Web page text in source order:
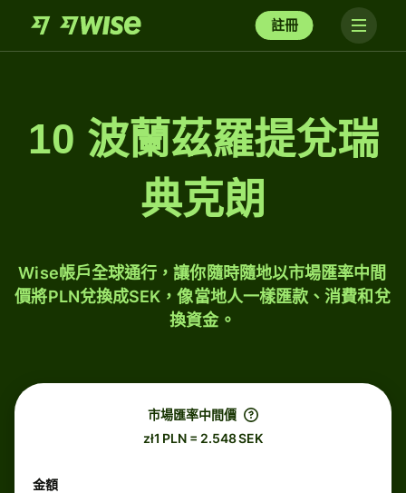
註冊
10 波蘭茲羅提兌瑞
典克朗
Wise帳戶全球通行，讓你隨時隨地以市場匯率中間
價將PLN兌換成SEK，像當地人一樣匯款、消費和兌
換資金。
市場匯率中間價
zł1 PLN = 2.548 SEK
金額